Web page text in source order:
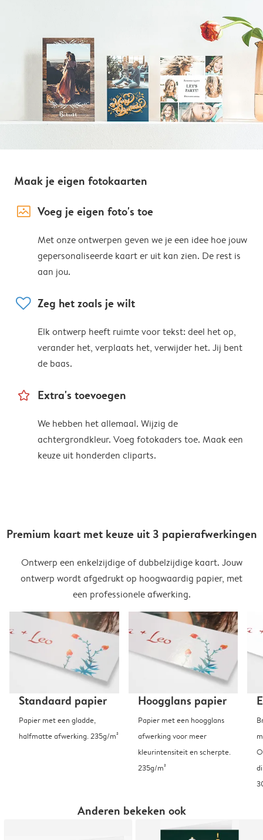
Maak je eigen fotokaarten
image_placeholder Voeg je eigen foto's toe
Met onze ontwerpen geven we je een idee hoe jouw
gepersonaliseerde kaart er uit kan zien. De rest is
aan jou.
heart Zeg het zoals je wilt
Elk ontwerp heeft ruimte voor tekst: deel het op,
verander het, verplaats het, verwijder het. Jij bent
de baas.
star_outline Extra's toevoegen
We hebben het allemaal. Wijzig de
achtergrondkleur. Voeg fotokaders toe. Maak een
keuze uit honderden cliparts.
Premium kaart met keuze uit 3 papierafwerkingen
Ontwerp een enkelzijdige of dubbelzijdige kaart. Jouw
ontwerp wordt afgedrukt op hoogwaardig papier, met
een professionele afwerking.
Standaard papier
Papier met een gladde,
halfmatte afwerking. 235g/m²
Hoogglans papier
Papier met een hoogglans
afwerking voor meer
kleurintensiteit en scherpte.
235g/m²
Anderen bekeken ook